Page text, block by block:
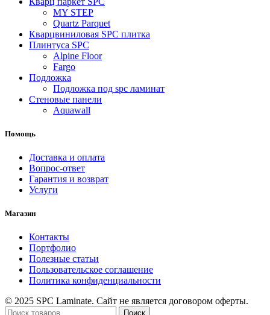
MY STEP
Quartz Parquet
Кварцвиниловая SPC плитка
Плинтуса SPC
Alpine Floor
Fargo
Подложка
Подложка под spc ламинат
Стеновые панели
Aquawall
Помощь
Доставка и оплата
Вопрос-ответ
Гарантия и возврат
Услуги
Магазин
Контакты
Портфолио
Полезные статьи
Пользовательское соглашение
Политика конфиденциальности
© 2025 SPC Laminate. Сайт не является договором оферты.
Поиск